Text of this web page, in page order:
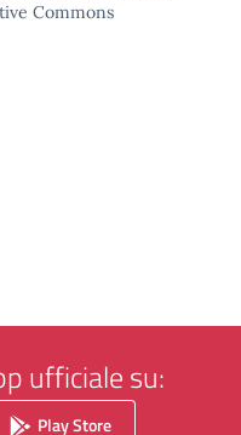
Commons
ufficiale su:
Play Store